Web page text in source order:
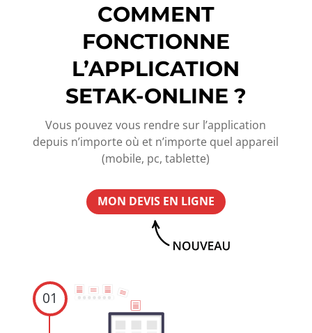
COMMENT
FONCTIONNE
L’APPLICATION
SETAK-ONLINE ?
Vous pouvez vous rendre sur l’application
depuis n’importe où et n’importe quel appareil
(mobile, pc, tablette)
MON DEVIS EN LIGNE
01